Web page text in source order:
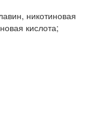
никотиновая
кислота;